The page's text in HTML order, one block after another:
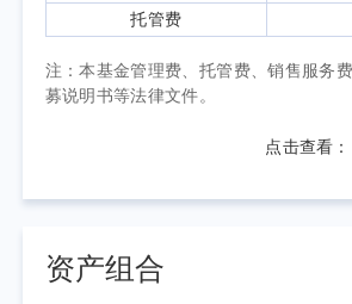
制造业生产活动整体较为活跃，
密集落地，石化行业供给侧改
利增长与股息回报两重因素带来
价值。作为工具型产品，本基金
托管费
注：本基金管理费、托管费、销售服务
募说明书等法律文件。
点击查看：
资产组合